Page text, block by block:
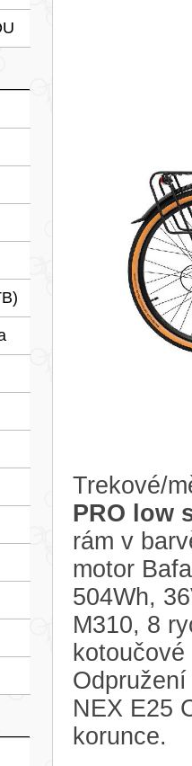
Trekové/
PRO low
rám v
motor
504Wh,
M310, 8
NEX E25
korunce.